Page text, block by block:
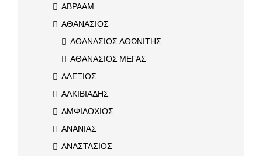
ΑΒΡΑΑΜ
ΑΘΑΝΑΣΙΟΣ
ΑΘΑΝΑΣΙΟΣ ΑΘΩΝΙΤΗΣ
ΑΘΑΝΑΣΙΟΣ ΜΕΓΑΣ
ΑΛΕΞΙΟΣ
ΑΛΚΙΒΙΑΔΗΣ
ΑΜΦΙΛΟΧΙΟΣ
ΑΝΑΝΙΑΣ
ΑΝΑΣΤΑΣΙΟΣ